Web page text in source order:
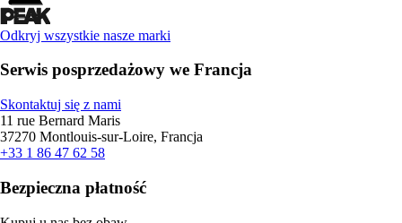
Odkryj wszystkie nasze marki
Serwis posprzedażowy we Francja
Skontaktuj się z nami
11 rue Bernard Maris
37270 Montlouis-sur-Loire, Francja
+33 1 86 47 62 58
Bezpieczna płatność